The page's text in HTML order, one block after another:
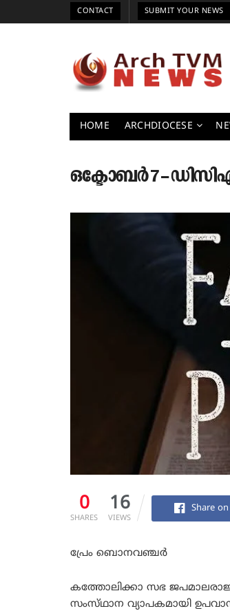
CONTACT SUBMIT YOUR NEWS
HOME ARCHDIOCESE
ഒക്ടോബർ 7 –
0
SHARES
16
VIEWS
Share
പ്രേം ബൊനവഞ്ചർ
കത്തോലിക്കാ സഭ
സംസ്‌ഥാന വ്യാപകമായി